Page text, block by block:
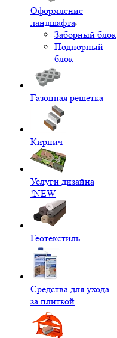
Оформление
ландшафта
Заборный блок
Подпорный
блок
Газонная решетка
Кирпич
Услуги дизайна
!NEW
Геотекстиль
Средства для ухода
за плиткой